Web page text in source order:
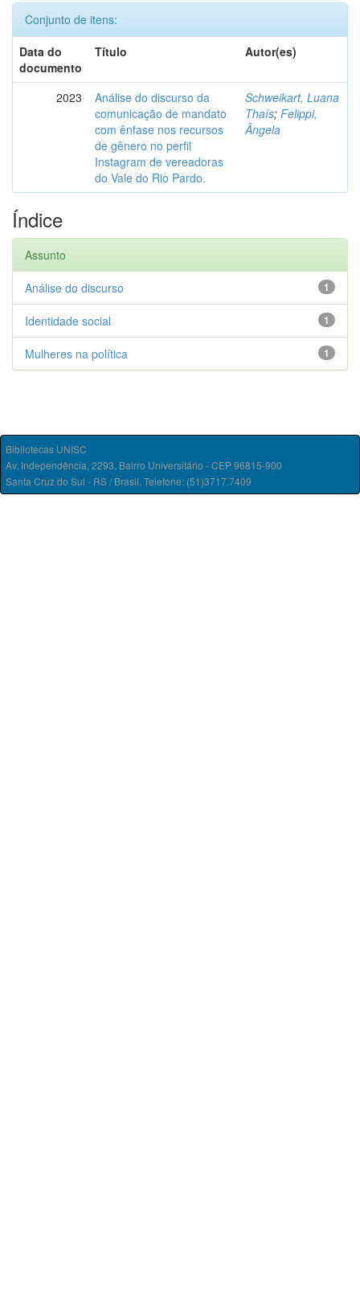
Conjunto de itens:
Data do
documento
Título Autor(es)
2023
Análise do discurso da
comunicação de mandato
com ênfase nos recursos
de gênero no perfil
Instagram de vereadoras
do Vale do Rio Pardo.
Schweikart, Luana
Thaís; Felippi,
Ângela
Índice
Assunto
1
Análise do discurso
1
Identidade social
1
Mulheres na política
Bibliotecas UNISC
Av. Independência, 2293, Bairro Universitário - CEP 96815-900
Santa Cruz do Sul - RS / Brasil. Telefone: (51)3717.7409